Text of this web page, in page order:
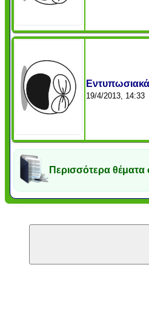
Εντυπωσιακά
19/4/2013, 14:33
Περισσότερα θέματα